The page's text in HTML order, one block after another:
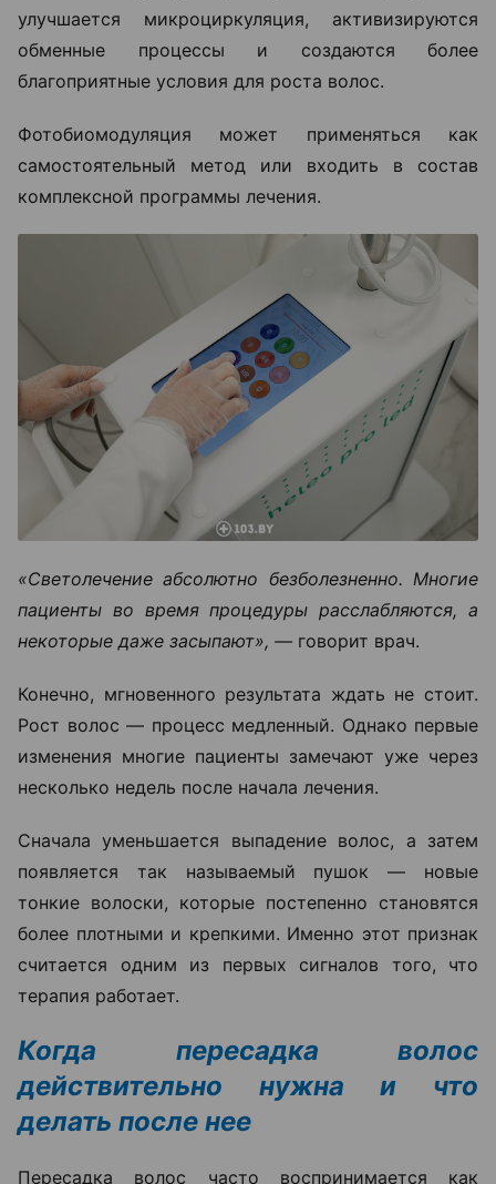
улучшается микроциркуляция, активизируются
обменные процессы и создаются более
благоприятные условия для роста волос.
Фотобиомодуляция может применяться как
самостоятельный метод или входить в состав
комплексной программы лечения.
«Светолечение абсолютно безболезненно. Многие
пациенты во время процедуры расслабляются, а
некоторые даже засыпают», — говорит врач.
Конечно, мгновенного результата ждать не стоит.
Рост волос — процесс медленный. Однако первые
изменения многие пациенты замечают уже через
несколько недель после начала лечения.
Сначала уменьшается выпадение волос, а затем
появляется так называемый пушок — новые
тонкие волоски, которые постепенно становятся
более плотными и крепкими. Именно этот признак
считается одним из первых сигналов того, что
терапия работает.
Когда пересадка волос
действительно нужна и что
делать после нее
Пересадка волос часто воспринимается как